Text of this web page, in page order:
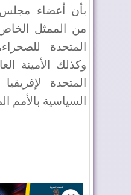
بأن أعضاء مجلس
من الممثل الخاص
المتحدة
وكذلك الأمينة
المتحدة
السياسية بالأمم